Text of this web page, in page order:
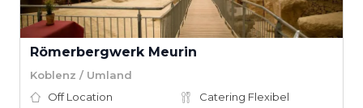
Römerbergwerk Meurin
Koblenz / Umland
Off Location
Catering Flexibel